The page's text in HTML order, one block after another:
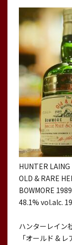
HUNTER LAING
OLD & RARE
BOWMORE
48.1% vol.alc.
ハンターレイン
「オールド &